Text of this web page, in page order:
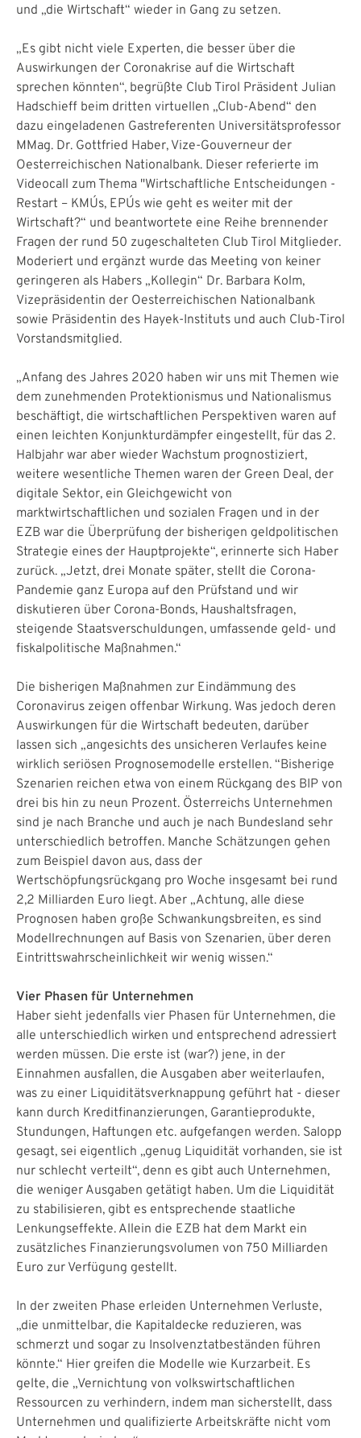
und „die Wirtschaft“ wieder in Gang zu setzen.
„Es gibt nicht viele Experten, die besser über die
Auswirkungen der Coronakrise auf die Wirtschaft
sprechen könnten“, begrüßte Club Tirol Präsident Julian
Hadschieff beim dritten virtuellen „Club-Abend“ den
dazu eingeladenen Gastreferenten Universitätsprofessor
MMag. Dr. Gottfried Haber, Vize-Gouverneur der
Oesterreichischen Nationalbank. Dieser referierte im
Videocall zum Thema "Wirtschaftliche Entscheidungen -
Restart – KMU´s, EPU´s wie geht es weiter mit der
Wirtschaft?“ und beantwortete eine Reihe brennender
Fragen der rund 50 zugeschalteten Club Tirol Mitglieder.
Moderiert und ergänzt wurde das Meeting von keiner
geringeren als Habers „Kollegin“ Dr. Barbara Kolm,
Vizepräsidentin der Oesterreichischen Nationalbank
sowie Präsidentin des Hayek-Instituts und auch Club-Tirol
Vorstandsmitglied.
„Anfang des Jahres 2020 haben wir uns mit Themen wie
dem zunehmenden Protektionismus und Nationalismus
beschäftigt, die wirtschaftlichen Perspektiven waren auf
einen leichten Konjunkturdämpfer eingestellt, für das 2.
Halbjahr war aber wieder Wachstum prognostiziert,
weitere wesentliche Themen waren der Green Deal, der
digitale Sektor, ein Gleichgewicht von
marktwirtschaftlichen und sozialen Fragen und in der
EZB war die Überprüfung der bisherigen geldpolitischen
Strategie eines der Hauptprojekte“, erinnerte sich Haber
zurück. „Jetzt, drei Monate später, stellt die Corona-
Pandemie ganz Europa auf den Prüfstand und wir
diskutieren über Corona-Bonds, Haushaltsfragen,
steigende Staatsverschuldungen, umfassende geld- und
fiskalpolitische Maßnahmen.“
Die bisherigen Maßnahmen zur Eindämmung des
Coronavirus zeigen offenbar Wirkung. Was jedoch deren
Auswirkungen für die Wirtschaft bedeuten, darüber
lassen sich „angesichts des unsicheren Verlaufes keine
wirklich seriösen Prognosemodelle erstellen. “Bisherige
Szenarien reichen etwa von einem Rückgang des BIP von
drei bis hin zu neun Prozent. Österreichs Unternehmen
sind je nach Branche und auch je nach Bundesland sehr
unterschiedlich betroffen. Manche Schätzungen gehen
zum Beispiel davon aus, dass der
Wertschöpfungsrückgang pro Woche insgesamt bei rund
2,2 Milliarden Euro liegt. Aber „Achtung, alle diese
Prognosen haben große Schwankungsbreiten, es sind
Modellrechnungen auf Basis von Szenarien, über deren
Eintrittswahrscheinlichkeit wir wenig wissen.“
Vier Phasen für Unternehmen
Haber sieht jedenfalls vier Phasen für Unternehmen, die
alle unterschiedlich wirken und entsprechend adressiert
werden müssen. Die erste ist (war?) jene, in der
Einnahmen ausfallen, die Ausgaben aber weiterlaufen,
was zu einer Liquiditätsverknappung geführt hat - dieser
kann durch Kreditfinanzierungen, Garantieprodukte,
Stundungen, Haftungen etc. aufgefangen werden. Salopp
gesagt, sei eigentlich „genug Liquidität vorhanden, sie ist
nur schlecht verteilt“, denn es gibt auch Unternehmen,
die weniger Ausgaben getätigt haben. Um die Liquidität
zu stabilisieren, gibt es entsprechende staatliche
Lenkungseffekte. Allein die EZB hat dem Markt ein
zusätzliches Finanzierungsvolumen von 750 Milliarden
Euro zur Verfügung gestellt.
In der zweiten Phase erleiden Unternehmen Verluste,
„die unmittelbar, die Kapitaldecke reduzieren, was
schmerzt und sogar zu Insolvenztatbeständen führen
könnte.“ Hier greifen die Modelle wie Kurzarbeit. Es
gelte, die „Vernichtung von volkswirtschaftlichen
Ressourcen zu verhindern, indem man sicherstellt, dass
Unternehmen und qualifizierte Arbeitskräfte nicht vom